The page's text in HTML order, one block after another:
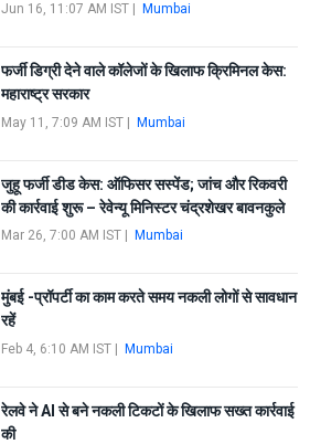
Jun 16, 11:07 AM IST| Mumbai
फर्जी डिग्री देने वाले कॉलेजों के खिलाफ क्रिमिनल केस:
महाराष्ट्र सरकार
May 11, 7:09 AM IST| Mumbai
जुहू फर्जी डीड केस: ऑफिसर सस्पेंड; जांच और रिकवरी
की कार्रवाई शुरू – रेवेन्यू मिनिस्टर चंद्रशेखर बावनकुले
Mar 26, 7:00 AM IST| Mumbai
मुंबई -प्रॉपर्टी का काम करते समय नकली लोगों से सावधान
रहें
Feb 4, 6:10 AM IST| Mumbai
रेलवे ने AI से बने नकली टिकटों के खिलाफ सख्त कार्रवाई
की